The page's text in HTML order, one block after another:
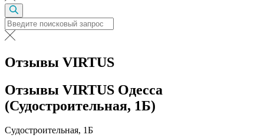
Отзывы VIRTUS
Отзывы VIRTUS Одесса
(Судостроительная, 1Б)
Судостроительная, 1Б